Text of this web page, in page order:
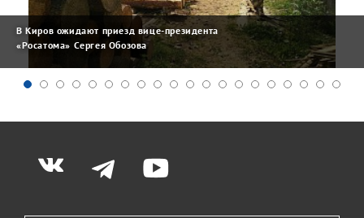
В Киров ожидают приезд вице-президента
«Росатома» Сергея Обозова